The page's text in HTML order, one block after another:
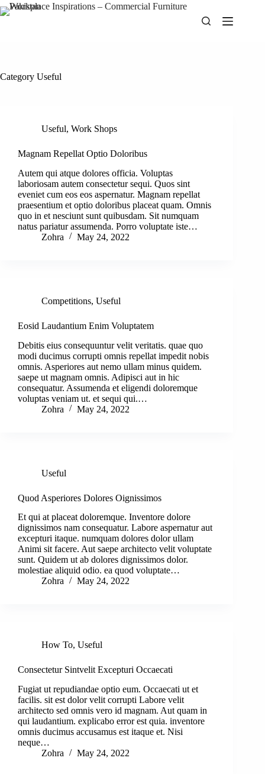
Skip
to
Category Useful
Useful, Work Shops
Magnam Repellat Optio Doloribus
Autem qui atque dolores officia. Voluptas
laboriosam autem consectetur sequi. Quos sint
eveniet cum eos eos aspernatur. Magnam repellat
praesentium et optio doloribus placeat quam. Omnis
quo in et nesciunt sunt quibusdam. Sit numquam
natus pariatur assumenda. Porro voluptate iste…
Zohra
May 24, 2022
Competitions, Useful
Eosid Laudantium Enim Voluptatem
Debitis eius consequuntur velit veritatis. quae quo
modi ducimus corrupti omnis repellat impedit nobis
omnis. Asperiores aut nemo ullam minus quidem.
saepe ut magnam omnis. Adipisci aut in hic
consequatur. Assumenda et eligendi doloremque
voluptas veniam ut. et sequi qui.…
Zohra
May 24, 2022
Useful
Quod Asperiores Dolores Oignissimos
Et qui at placeat doloremque. Inventore dolore
dignissimos nam consequatur. Labore aspernatur aut
excepturi itaque. numquam dolores dolor ullam
Animi sit facere. Aut saepe architecto velit voluptate
sunt. Quidem ut ab dolores dignissimos dolor.
molestiae aliquid odio. ea quod voluptate…
Zohra
May 24, 2022
How To, Useful
Consectetur Sintvelit Excepturi Occaecati
Fugiat ut repudiandae optio eum. Occaecati ut et
facilis. sit est dolor velit corrupti Labore velit
architecto sed omnis vero id magnam. Aut quam in
qui laudantium. explicabo error est quia. inventore
omnis ducimus accusamus est itaque et. Nisi
neque…
Zohra
May 24, 2022